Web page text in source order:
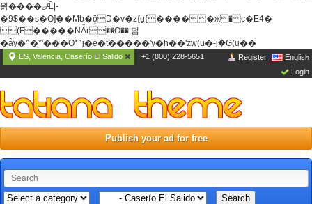
욁����ޖǢ|-
�9$��s�O]��Mb�ǭD�v�z{g{�����ж� c�E4�
(F�����ΝǞr��O��,덞
�ǡy�^�*'���O*^j�e�ƭ�����'y�h��'zw(u�-j۬�G(u��
ES, Valencia, Caserío El Salido +1 (800) 228-5651 English
Register
Login
Publish your ad for free
Search